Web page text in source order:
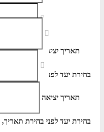
תאריך יציאה
בחירת יעד לפני בחירת תאריך,
תאריך יציאה
בחירת יעד לפני בחירת תאריך,